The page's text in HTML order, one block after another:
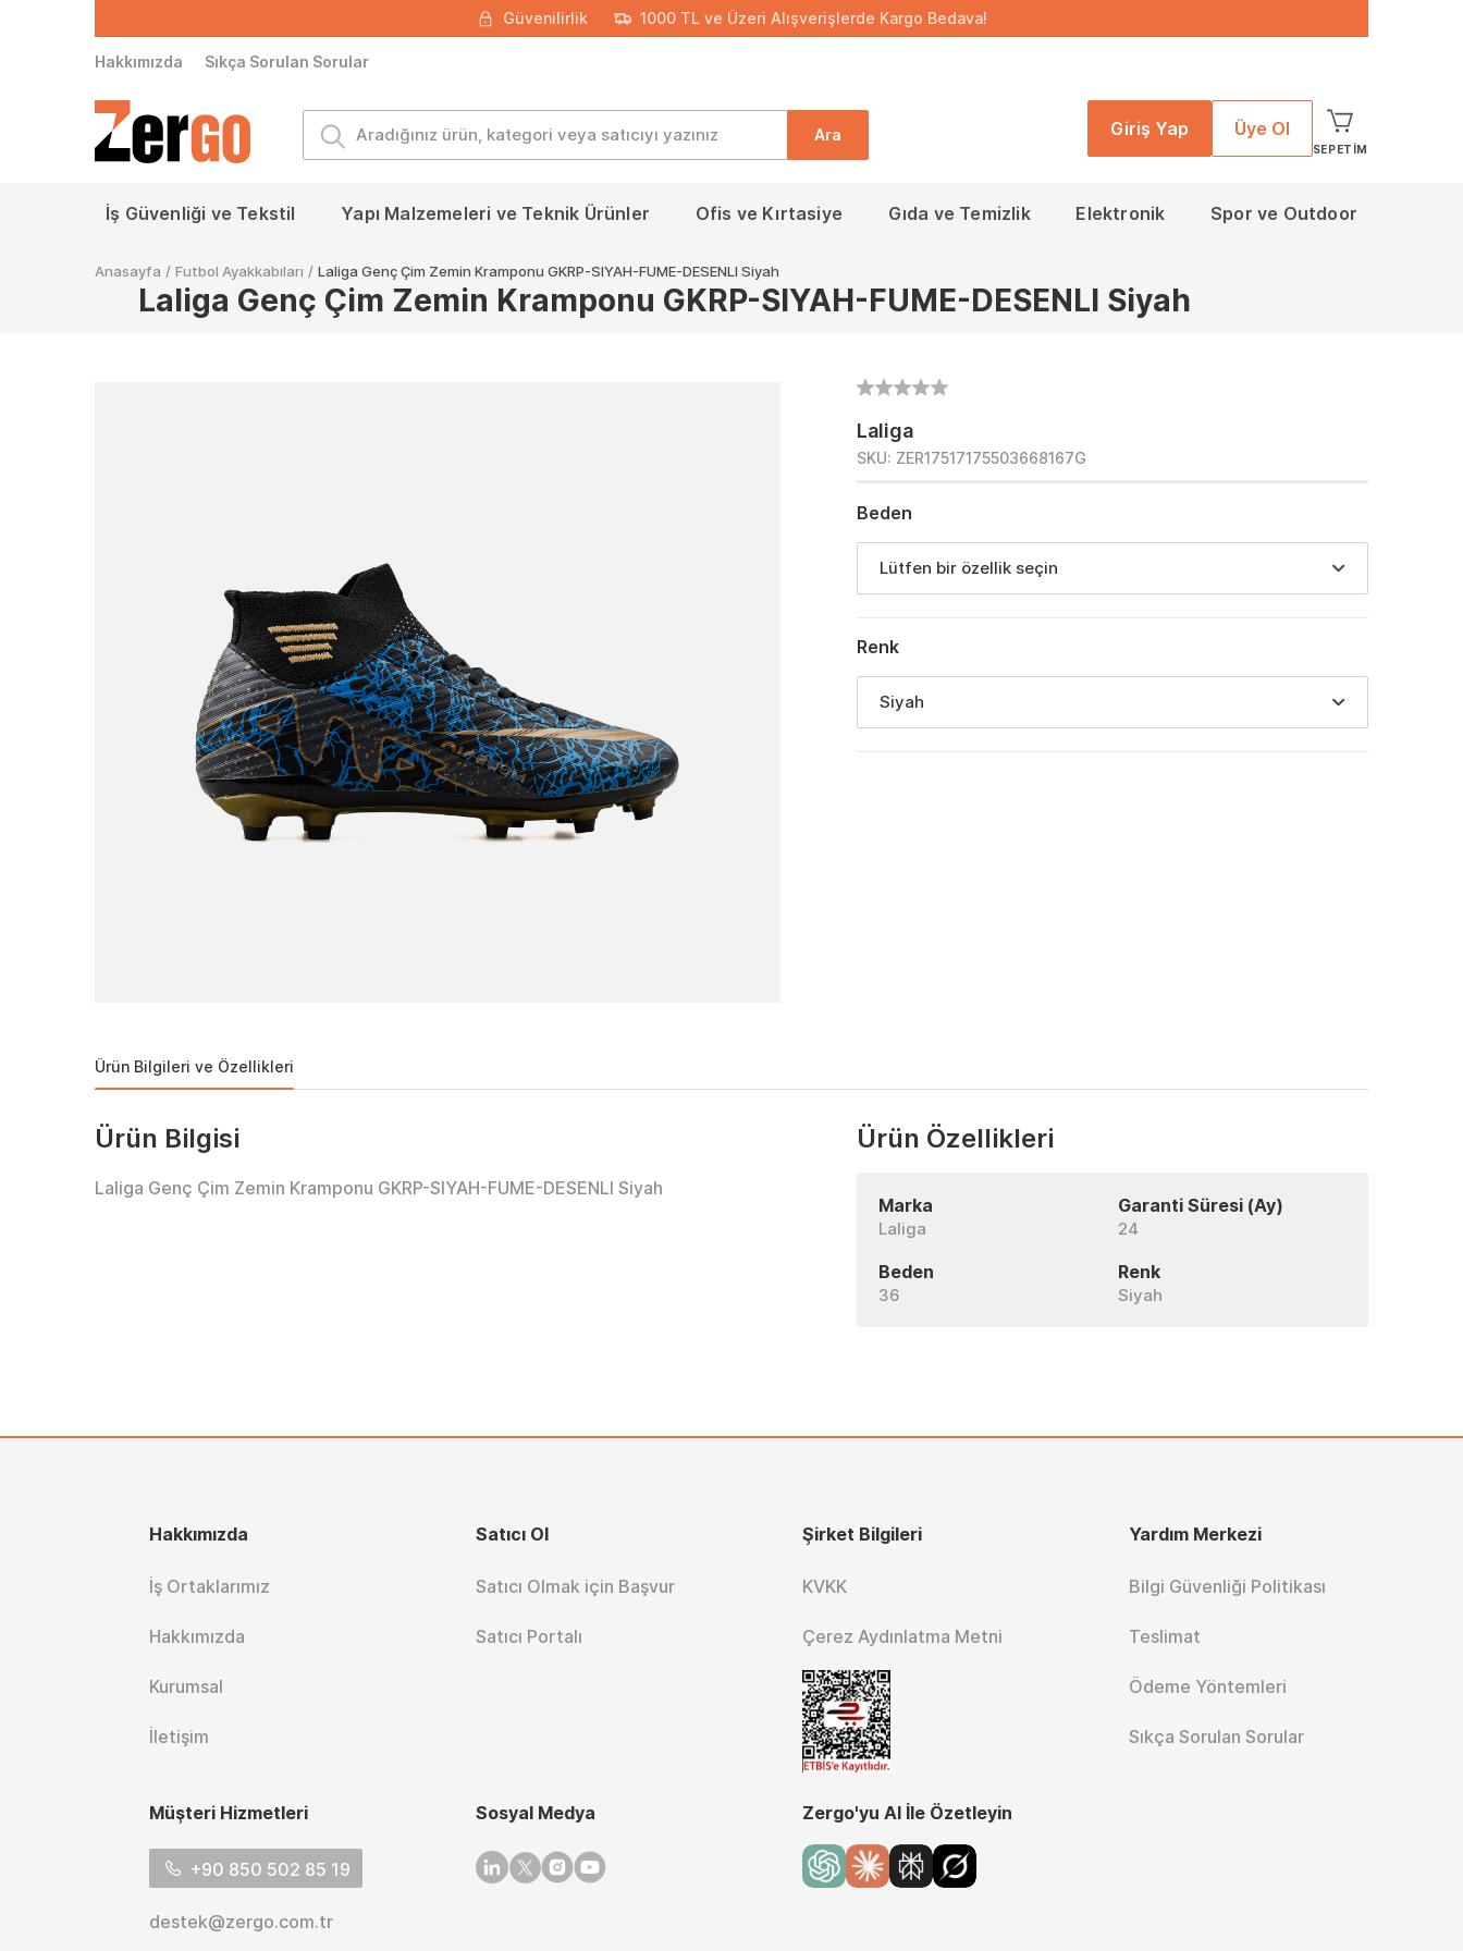
Güvenilirlik 1000 TL ve Üzeri Alışverişlerde Kargo Bedava!
Hakkımızda Sıkça Sorulan Sorular
Ara Giriş Yap Üye Ol
SEPETIM
İş Güvenliği ve Tekstil Yapı Malzemeleri ve Teknik Ürünler Ofis ve Kırtasiye Gıda ve Temizlik Elektronik Spor ve Outdoor
Anasayfa / Futbol Ayakkabıları / Laliga Genç Çim Zemin Kramponu GKRP-SIYAH-FUME-DESENLI Siyah
Laliga Genç Çim Zemin Kramponu GKRP-SIYAH-FUME-DESENLI Siyah
Laliga
SKU: ZER17517175503668167G
Beden
Lütfen bir özellik seçin
Renk
Siyah
Ürün Bilgileri ve Özellikleri
Ürün Bilgisi
Laliga Genç Çim Zemin Kramponu GKRP-SIYAH-FUME-DESENLI Siyah
Ürün Özellikleri
Marka
Laliga
Garanti Süresi (Ay)
24
Beden
36
Renk
Siyah
Hakkımızda
İş Ortaklarımız
Hakkımızda
Kurumsal
İletişim
Satıcı Ol
Satıcı Olmak için Başvur
Satıcı Portalı
Şirket Bilgileri
KVKK
Çerez Aydınlatma Metni
Yardım Merkezi
Bilgi Güvenliği Politikası
Teslimat
Ödeme Yöntemleri
Sıkça Sorulan Sorular
Müşteri Hizmetleri
+90 850 502 85 19
destek@zergo.com.tr
Sosyal Medya
Linkedin
TwitterInstagram
Youtube
Zergo'yu AI İle Özetleyin